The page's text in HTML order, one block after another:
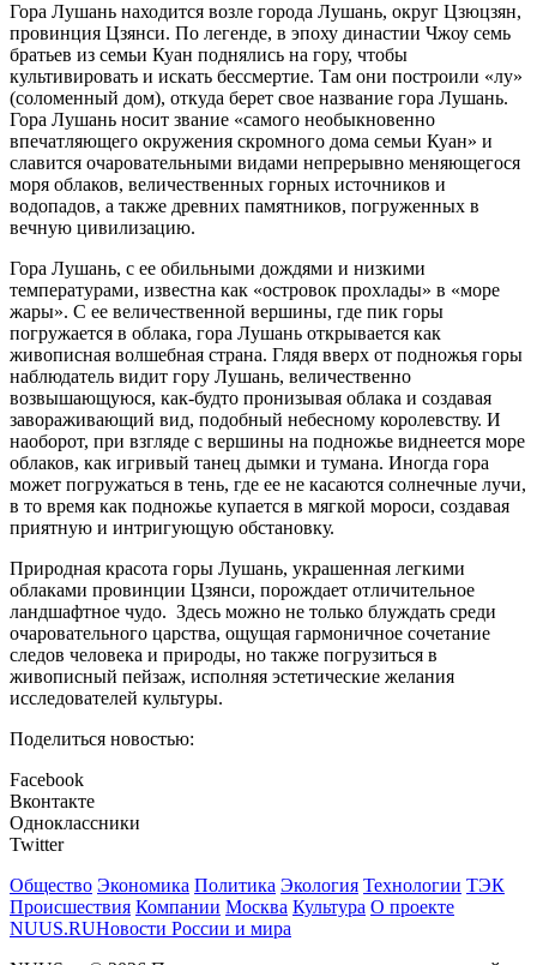
Гора Лушань находится возле города Лушань, округ Цзюцзян,
провинция Цзянси. По легенде, в эпоху династии Чжоу семь
братьев из семьи Куан поднялись на гору, чтобы
культивировать и искать бессмертие. Там они построили «лу»
(соломенный дом), откуда берет свое название гора Лушань.
Гора Лушань носит звание «самого необыкновенно
впечатляющего окружения скромного дома семьи Куан» и
славится очаровательными видами непрерывно меняющегося
моря облаков, величественных горных источников и
водопадов, а также древних памятников, погруженных в
вечную цивилизацию.
Гора Лушань, с ее обильными дождями и низкими
температурами, известна как «островок прохлады» в «море
жары». С ее величественной вершины, где пик горы
погружается в облака, гора Лушань открывается как
живописная волшебная страна. Глядя вверх от подножья горы
наблюдатель видит гору Лушань, величественно
возвышающуюся, как-будто пронизывая облака и создавая
завораживающий вид, подобный небесному королевству. И
наоборот, при взгляде с вершины на подножье виднеется море
облаков, как игривый танец дымки и тумана. Иногда гора
может погружаться в тень, где ее не касаются солнечные лучи,
в то время как подножье купается в мягкой мороси, создавая
приятную и интригующую обстановку.
Природная красота горы Лушань, украшенная легкими
облаками провинции Цзянси, порождает отличительное
ландшафтное чудо. Здесь можно не только блуждать среди
очаровательного царства, ощущая гармоничное сочетание
следов человека и природы, но также погрузиться в
живописный пейзаж, исполняя эстетические желания
исследователей культуры.
Поделиться новостью:
Facebook
Вконтакте
Одноклассники
Twitter
Общество Экономика Политика Экология Технологии ТЭК
Происшествия Компании Москва Культура О проекте
NUUS.RUНовости России и мира